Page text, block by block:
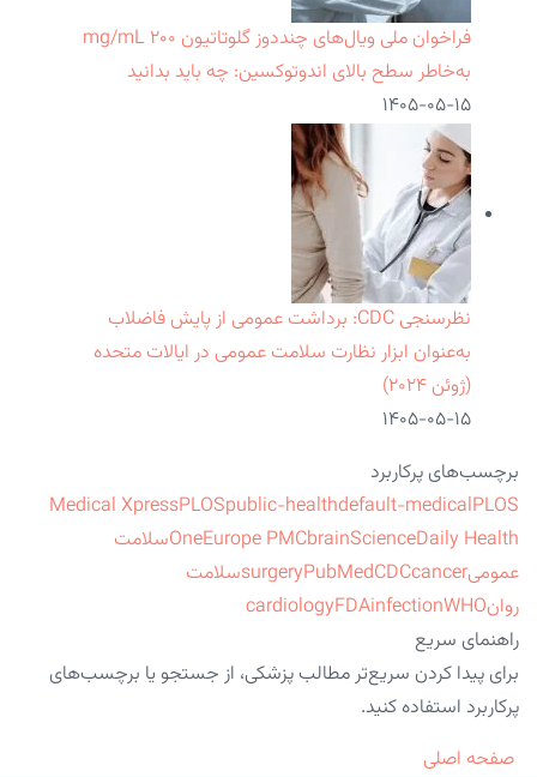
فراخوان ملی ویال‌های چنددوز گلوتاتیون ۲۰۰ mg/mL
به‌خاطر سطح بالای اندوتوکسین: چه باید بدانید
۱۴۰۵-۰۵-۱۵
نظرسنجی CDC: برداشت عمومی از پایش فاضلاب
به‌عنوان ابزار نظارت سلامت عمومی در ایالات متحده
(ژوئن ۲۰۲۴)
۱۴۰۵-۰۵-۱۵
برچسب‌های پرکاربرد
Medical XpressPLOSpublic-healthdefault-medicalPLOS
OneEurope PMCbrainScienceDaily Health
سلامت
عمومی
surgeryPubMedCDCcancer
سلامت
روان
cardiologyFDAinfectionWHO
راهنمای سریع
برای پیدا کردن سریع‌تر مطالب پزشکی، از جستجو یا برچسب‌های
پرکاربرد استفاده کنید.
صفحه اصلی